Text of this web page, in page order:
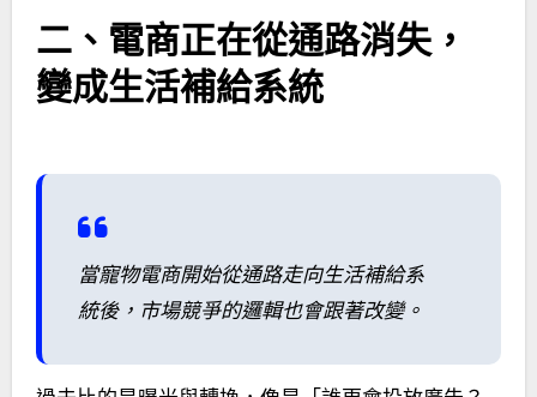
二、電商正在從通路消失，
變成生活補給系統
當寵物電商開始從通路走向生活補給系
統後，市場競爭的邏輯也會跟著改變。